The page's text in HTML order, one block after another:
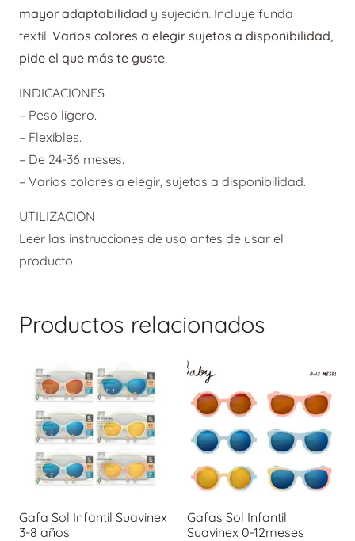
mayor adaptabilidad y sujeción. Incluye funda
textil. Varios colores a elegir sujetos a disponibilidad,
pide el que más te guste.
INDICACIONES
– Peso ligero.
– Flexibles.
– De 24-36 meses.
– Varios colores a elegir, sujetos a disponibilidad.
UTILIZACIÓN
Leer las instrucciones de uso antes de usar el
producto.
Productos relacionados
Gafa Sol Infantil Suavinex
3-8 años
Gafas Sol Infantil
Suavinex 0-12meses